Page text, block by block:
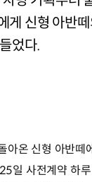
게 신형 아반
었다.
아온 신형 아반떼
일 사전계약 하